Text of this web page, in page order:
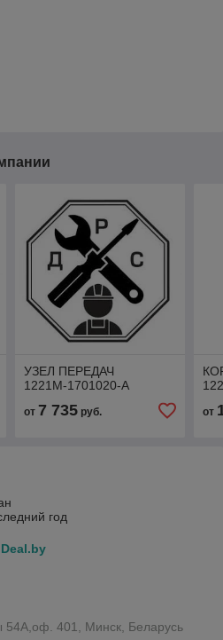
УЗЕЛ ПЕРЕДАЧ
1221М-1701020-А
от 7 735руб. от
год
Deal.by
54А,оф. 401, Минск, Беларусь